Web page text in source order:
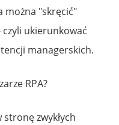
można "skręcić"
ukierunkować
managerskich.
RPA?
zwykłych